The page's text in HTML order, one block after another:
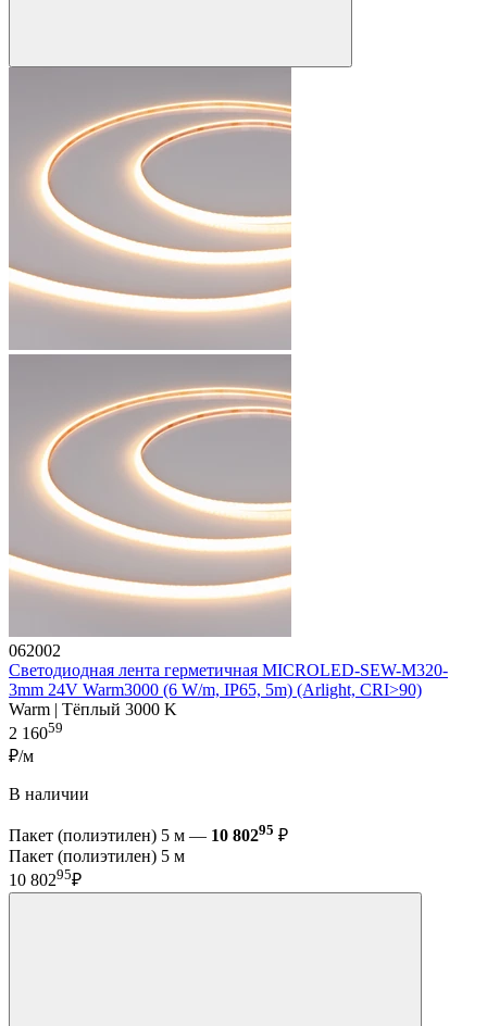
062002
Светодиодная лента герметичная MICROLED-SEW-M320-
3mm 24V Warm3000 (6 W/m, IP65, 5m) (Arlight, CRI>90)
Warm | Тёплый 3000 K
2 16059
₽/м
В наличии
Пакет (полиэтилен) 5 м — 10 80295 ₽
Пакет (полиэтилен) 5 м
10 80295₽